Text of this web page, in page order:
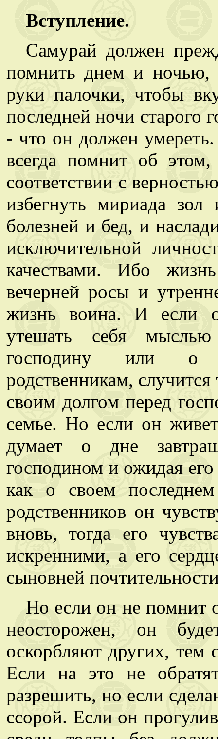
Вступление.
Самурай должен
помнить днем и ночью,
руки палочки, чтобы
последней ночи старого
- что он должен
всегда помнит об
соответствии с
избегнуть мириада зол
болезней и бед, и
исключительной
качествами. Ибо
вечерней росы и
жизнь воина. И если
утешать себя
господину или о
родственникам, случится
своим долгом перед
семье. Но если он
думает о дне
господином и ожидая
как о своем
родственников он
вновь, тогда его
искренними, а его
сыновней
Но если он не помнит
неосторожен, он
оскорбляют других, тем
Если на это не
разрешить, но если
ссорой. Если он